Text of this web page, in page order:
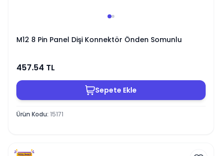
M12 8 Pin Panel Dişi Konnektör Önden Somunlu
457.54 TL
Sepete Ekle
Ürün Kodu: 15171